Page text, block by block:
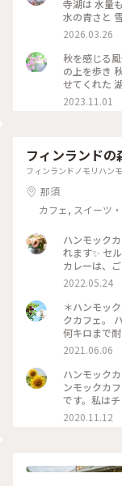
す😆 静かな
正面から見
ー？ 緑や桃
#ちいさな列車旅 #ぽかぽか熱海厳寒日光母娘
りっぷ日光
中禅寺湖 #
光 #日光市
寺湖は 水量
水の青さと
いに 素敵な
は わかって
ではの景色
ート🦢 白鳥
を待ってい
ーさんたち
閉館中🤣 残
#母娘旅 #
ライブ #中禅
湖 #空 #山 #
2026.03.26
秋を感じる
の上を歩き
せてくれた
紅葉 #奥日光
2023.11.01
フィンランドの
フィンランドノモリハン
那須
カフェ, スイーツ
ハンモック
れます✨ セ
カレーは、
2022.05.24
＊ハンモッ
クカフェ。
何キロまで
たが、ハン
あるので ど
ロアもあり
た。 #自然
クカフェ#フ
2021.06.06
ハンモックカフェ 2020.11.8 那須のフィンラ
ンモックカ
です。私は
と添えたも
ーナーがあ
た😆 カフェ
2020.11.12